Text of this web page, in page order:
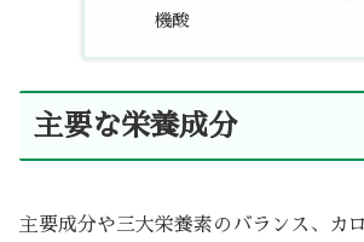
機酸
主要な栄養成分
主要成分や三大栄養素のバランス、カ